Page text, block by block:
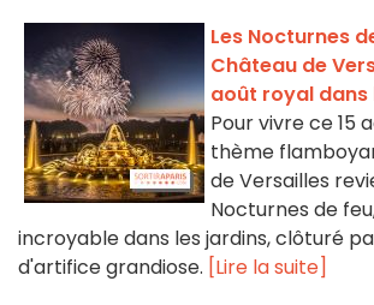
Les Nocturnes
Château de
août royal dans
Pour vivre ce 15
thème
de Versailles
Nocturnes de
incroyable dans les jardins, clôturé
d'artifice grandiose. [Lire la suite]